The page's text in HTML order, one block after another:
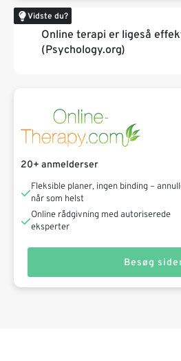
Vidste du?
Online terapi er ligeså
(Psychology.org)
20+ anmelderser
Fleksible planer, ingen binding –
når som helst
Online rådgivning med autoriserede
eksperter
Besøg